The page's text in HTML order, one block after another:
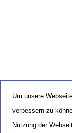
Um unsere
verbessern zu
Nutzung der